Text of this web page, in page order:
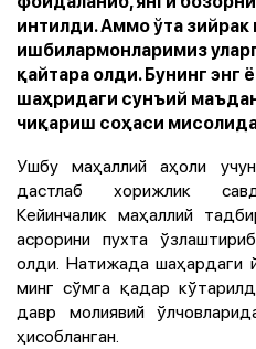
интилди. Аммо ўта
ишбилармонларимиз
қайтара олди. Бунинг энг
шаҳридаги сунъий
чиқариш соҳаси
Ушбу маҳаллий аҳоли
дастлаб хорижлик
Кейинчалик маҳаллий
асрорини пухта
олди. Натижада шаҳардаги
минг сўмга қадар
давр молиявий
ҳисобланган.